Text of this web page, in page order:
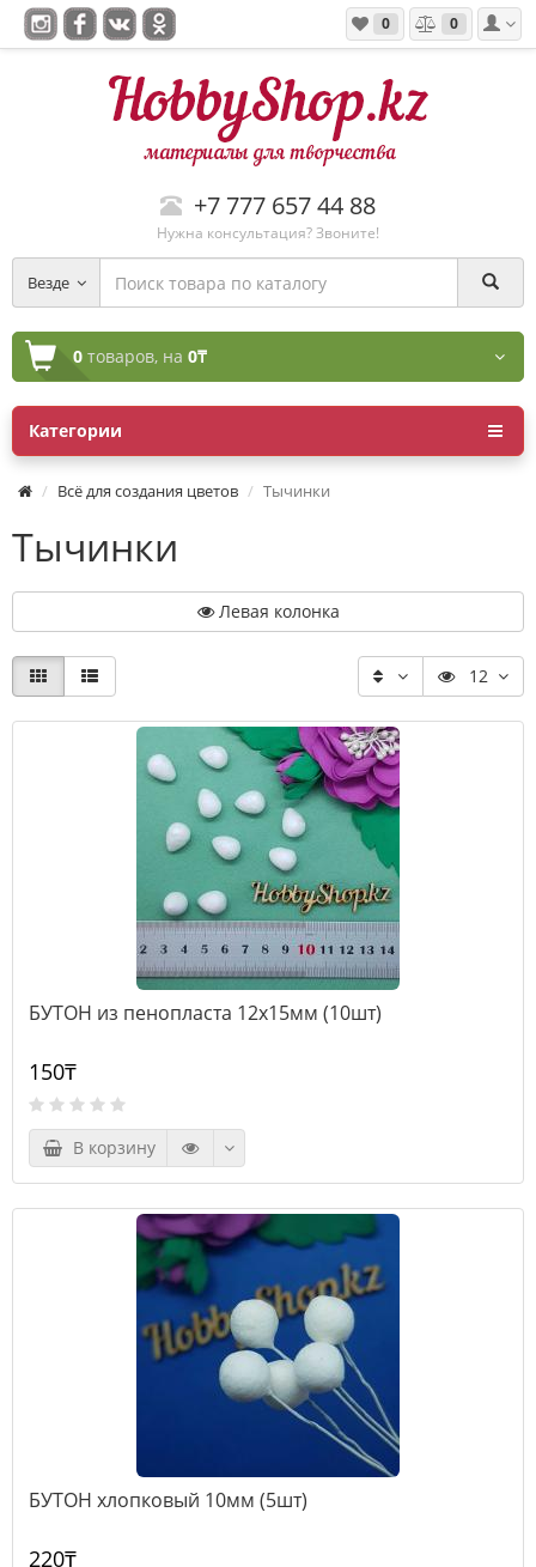
0 0
+7 777 657 44 88
Нужна консультация? Звоните!
Везде
0 товаров, на 0₸
Категории
Всё для создания цветов Тычинки
Тычинки
Левая колонка
12
БУТОН из пенопласта 12х15мм (10шт)
150₸
В корзину
БУТОН хлопковый 10мм (5шт)
220₸